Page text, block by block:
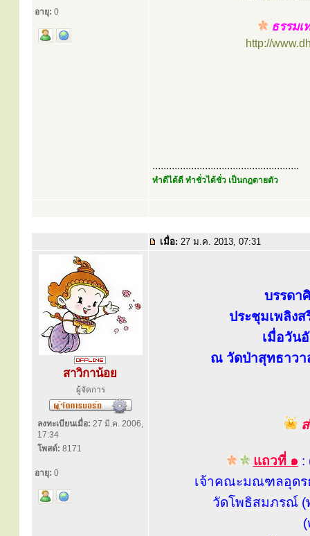
อายุ: 0
ธรรม
http://
.....................................................
ทำดีได้ดี ทำชั่วได้ชั่ว เป็นกฎตายตัว
เมื่อ: 27 ม.ค. 2013, 07:31
สาวิกาน้อย
ผู้จัดการ
ลงทะเบียนเมื่อ: 27 มี.ค. 2006,
17:34
โพสต์: 8171
อายุ: 0
บรรดา
ประชุมเพลิง
เมื่อวัน
ณ วัดป่าสุทธาวา
แถวที่ ๑ :
เจ้าคณะมณฑลอุดร
วัดโพธิสมภรณ์ (